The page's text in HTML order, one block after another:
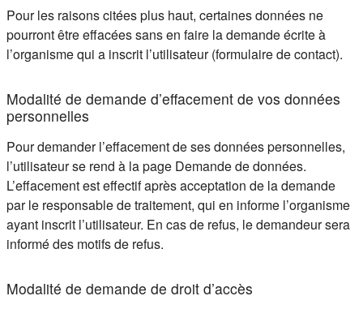
Pour les raisons citées plus haut, certaines données ne
pourront être effacées sans en faire la demande écrite à
l’organisme qui a inscrit l’utilisateur (formulaire de contact).
Modalité de demande d’effacement de vos données
personnelles
Pour demander l’effacement de ses données personnelles,
l’utilisateur se rend à la page Demande de données.
L’effacement est effectif après acceptation de la demande
par le responsable de traitement, qui en informe l’organisme
ayant inscrit l’utilisateur. En cas de refus, le demandeur sera
informé des motifs de refus.
Modalité de demande de droit d’accès